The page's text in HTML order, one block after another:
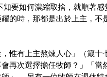
知要如何濃縮取捨，就順著
的時，那都是出於上主，不
，惟有上主熬煉人心」（箴
再次選擇擔任牧師？」「